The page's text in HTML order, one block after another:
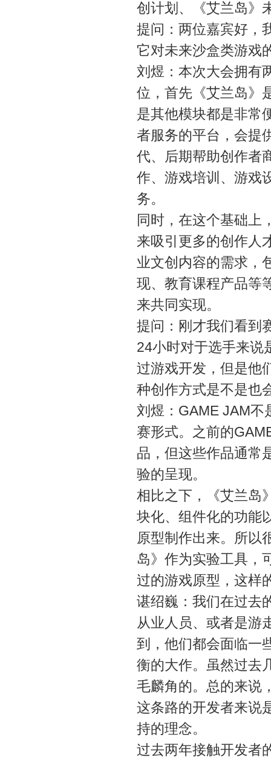
创计划、《艾兰岛》
提问：两位嘉宾好，
它对未来沙盒类游戏
刘煜：本次大会拥有
位，首先《艾兰岛》
是其他模块都是非常
者服务的平台，会提
代、后期帮助创作者
作、游戏培训、游戏
务。
同时，在这个基础上
来吸引更多的创作人
业文创内容的需求，
现、教育课程产品等
来共同实现。
提问：刚才我们看到
24小时对于选手来说
过游戏开发，但是他
种创作方式是不是也
刘煜：GAME JAM不
赛形式。之前的
品，但这些作品通常
验的呈现。
相比之下，《艾兰岛
块化、组件化的功能
原型制作出来。所以
岛》作为实验工具，
过的游戏原型，这样
谌绍巍：我们在过去
从业人员、或者是游
到，他们都会面临一
衡的大作。虽然过去
毛麟角的。总的来说
这条路的开发者来说
持的理念。
过去两年接触开发者